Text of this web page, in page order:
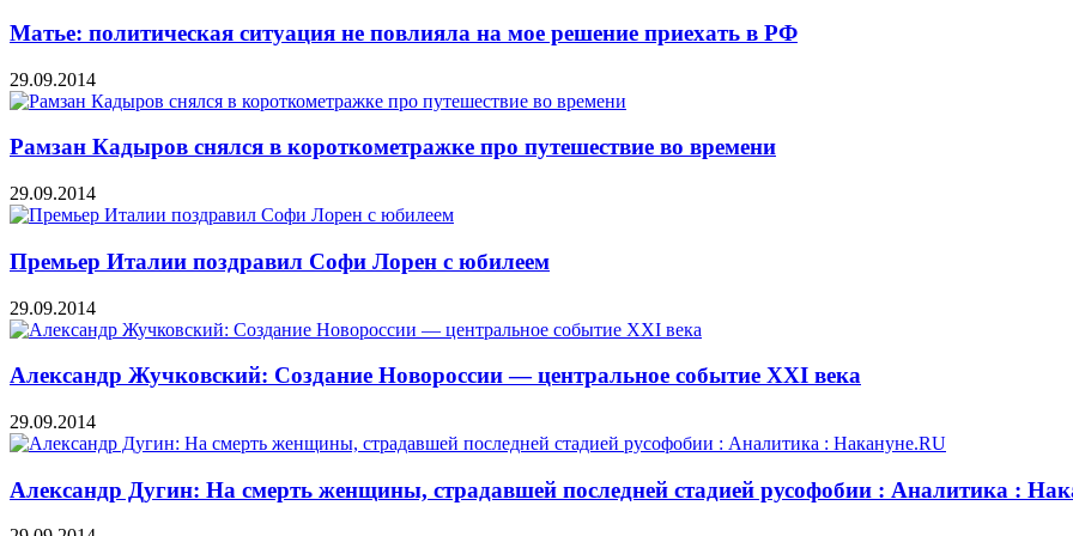
Матье: политическая ситуация не повлияла на мое решение приехать в РФ
29.09.2014
Рамзан Кадыров снялся в короткометражке про путешествие во времени
29.09.2014
Премьер Италии поздравил Софи Лорен с юбилеем
29.09.2014
Александр Жучковский: Создание Новороссии — центральное событие XXI века
29.09.2014
Александр Дугин: На смерть женщины, страдавшей последней стадией русофобии : Аналитика :